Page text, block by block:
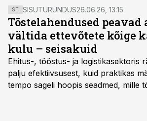
senisest paremat koostöövajadust,
kosmosetööstuse teemalisel CGI
ST SISUTURUNDUS26.06.26, 13:15
Tõstelahendused peavad
vältida ettevõtete kõige
kulu – seisakuid
Ehitus-, tööstus- ja logistikasektoris
palju efektiivsusest, kuid praktikas
tempo sageli hoopis seadmed, mille